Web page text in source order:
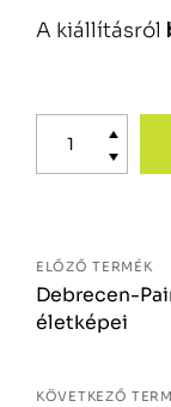
A kiállításról
természettől?
ELŐZŐ TERMÉK
Debrecen-
életképei
KÖVETKEZŐ